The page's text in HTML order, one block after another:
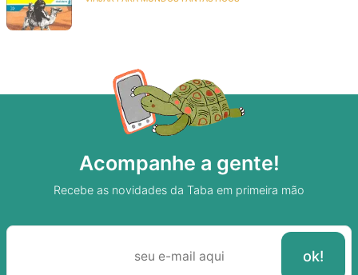
Acompanhe a gente!
Recebe as novidades da Taba em primeira mão